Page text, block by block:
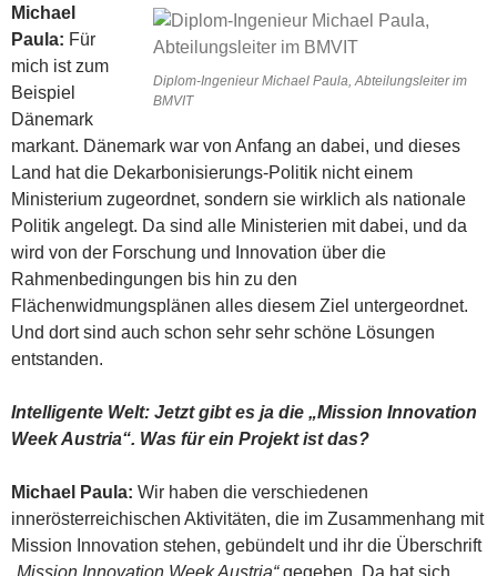
Diplom-Ingenieur Michael Paula, Abteilungsleiter im
BMVIT
Michael
Paula: Für
mich ist zum
Beispiel
Dänemark
markant. Dänemark war von Anfang an dabei, und dieses
Land hat die Dekarbonisierungs-Politik nicht einem
Ministerium zugeordnet, sondern sie wirklich als nationale
Politik angelegt. Da sind alle Ministerien mit dabei, und da
wird von der Forschung und Innovation über die
Rahmenbedingungen bis hin zu den
Flächenwidmungsplänen alles diesem Ziel untergeordnet.
Und dort sind auch schon sehr sehr schöne Lösungen
entstanden.
Intelligente Welt: Jetzt gibt es ja die „Mission Innovation
Week Austria“. Was für ein Projekt ist das?
Michael Paula: Wir haben die verschiedenen
innerösterreichischen Aktivitäten, die im Zusammenhang mit
Mission Innovation stehen, gebündelt und ihr die Überschrift
„Mission Innovation Week Austria“gegeben. Da hat sich